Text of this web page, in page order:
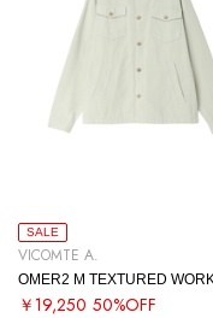
SALE
VICOMTE A.
￥19,250 50%OFF